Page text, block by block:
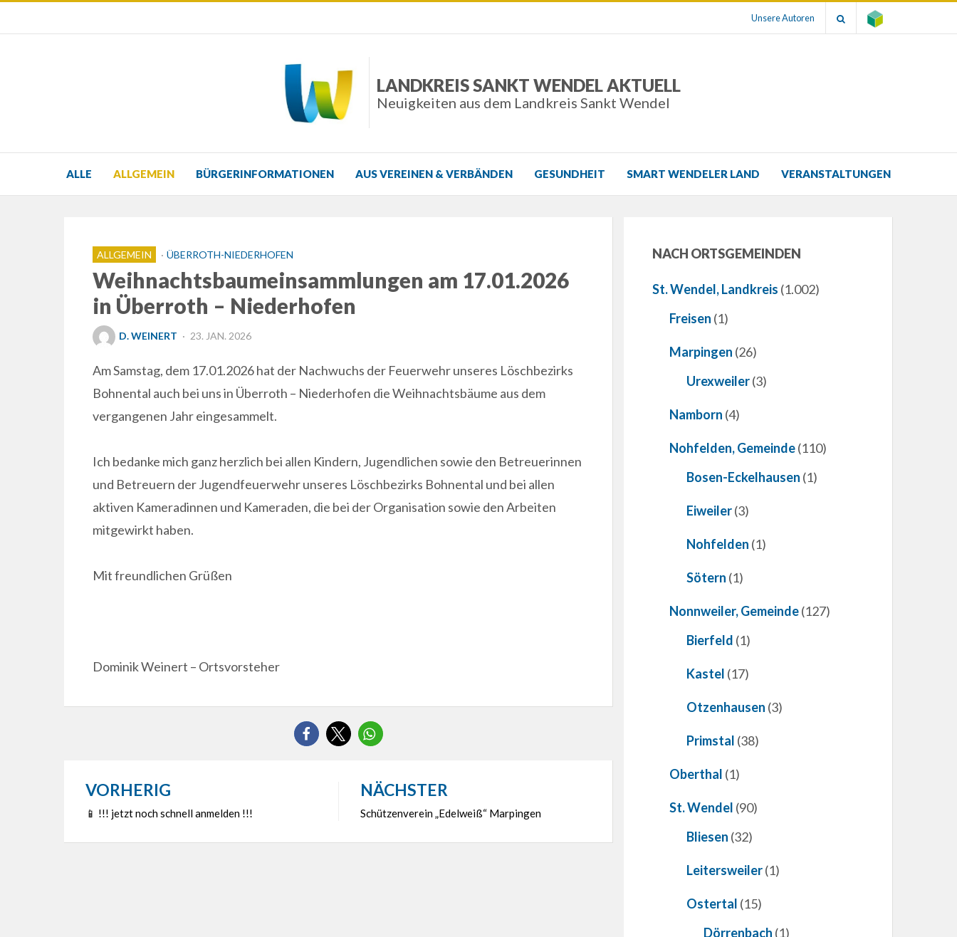
Unsere Autoren
LANDKREIS SANKT WENDEL AKTUELL
Neuigkeiten aus dem Landkreis Sankt Wendel
ALLE ALLGEMEIN BÜRGERINFORMATIONEN AUS VEREINEN & VERBÄNDEN GESUNDHEIT SMART WENDELER LAND VERANSTALTUNGEN
ALLGEMEIN ÜBERROTH-NIEDERHOFEN
Weihnachtsbaumeinsammlungen am 17.01.2026
in Überroth – Niederhofen
D. WEINERT
POSTED
23. JAN. 2026
Am Samstag, dem 17.01.2026 hat der Nachwuchs der Feuerwehr unseres Löschbezirks
Bohnental auch bei uns in Überroth – Niederhofen die Weihnachtsbäume aus dem
vergangenen Jahr eingesammelt.
Ich bedanke mich ganz herzlich bei allen Kindern, Jugendlichen sowie den Betreuerinnen
und Betreuern der Jugendfeuerwehr unseres Löschbezirks Bohnental und bei allen
aktiven Kameradinnen und Kameraden, die bei der Organisation sowie den Arbeiten
mitgewirkt haben.
Mit freundlichen Grüßen
Dominik Weinert – Ortsvorsteher
Beitragsnavigation
VORHERIG
📱 !!! jetzt noch schnell anmelden !!!
NÄCHSTER
Schützenverein „Edelweiß“ Marpingen
NACH ORTSGEMEINDEN
St. Wendel, Landkreis (1.002)
Freisen (1)
Marpingen (26)
Urexweiler(3)
Namborn (4)
Nohfelden, Gemeinde(110)
Bosen-Eckelhausen (1)
Eiweiler(3)
Nohfelden (1)
Sötern (1)
Nonnweiler, Gemeinde(127)
Bierfeld (1)
Kastel (17)
Otzenhausen (3)
Primstal (38)
Oberthal (1)
St. Wendel (90)
Bliesen (32)
Leitersweiler(1)
Ostertal (15)
Dörrenbach (1)